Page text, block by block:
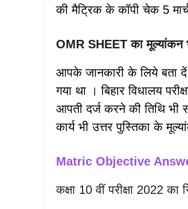
की मैट्रिक के कॉपी चेक 5
OMR SHEET का
आपके जानकारी के लिये बता दें
गया था । बिहार विधालय
आपती दर्ज करने की तिथि भी
कार्य भी उत्तर पुस्तिका के
Matric Objective
कक्षा 10 वीं परीक्षा 2022